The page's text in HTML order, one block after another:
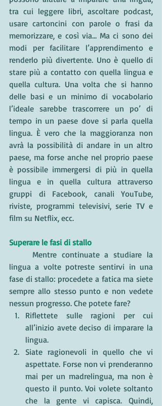
tra cui leggere libri, ascoltare podcast,
usare cartoncini con parole o frasi da
memorizzare, e così via... Ma ci sono dei
modi per facilitare l’apprendimento e
renderlo più divertente. Uno è quello di
stare più a contatto con quella lingua e
quella cultura. Una volta che si hanno
delle basi e un minimo di vocabolario
l’ideale sarebbe trascorrere un po’ di
tempo in un paese dove si parla quella
lingua. È vero che la maggioranza non
avrà la possibilità di andare in un altro
paese, ma forse anche nel proprio paese
è possibile immergersi di più in quella
lingua e in quella cultura attraverso
gruppi di Facebook, canali YouTube,
riviste, programmi televisivi, serie TV e
film su Netflix, ecc.
Superare le fasi di stallo
lingua a volte potreste sentirvi in una
fase di stallo: procedete a fatica ma siete
sempre allo stesso punto e non vedete
nessun progresso. Che potete fare?
Riflettete sulle ragioni per cui
all’inizio avete deciso di imparare la
lingua.
Siate ragionevoli in quello che vi
aspettate. Forse non vi prenderanno
mai per un madrelingua, ma non è
questo il punto. Voi volete soltanto
che la gente vi capisca. Quindi,